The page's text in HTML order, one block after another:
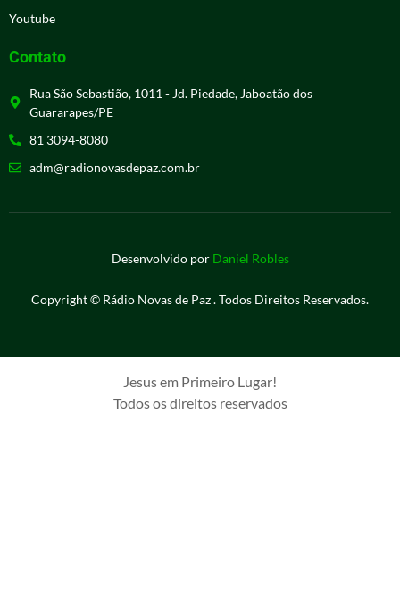
Youtube
Contato
Rua São Sebastião, 1011 - Jd. Piedade, Jaboatão dos
Guararapes/PE
81 3094-8080
adm@radionovasdepaz.com.br
Desenvolvido por Daniel Robles
Copyright © Rádio Novas de Paz . Todos Direitos Reservados.
Jesus em Primeiro Lugar!
Todos os direitos reservados